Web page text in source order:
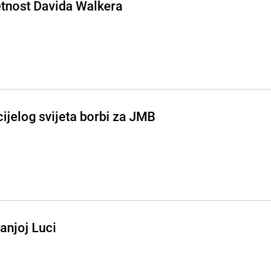
Davida Walkera
svijeta borbi za JMB
Luci